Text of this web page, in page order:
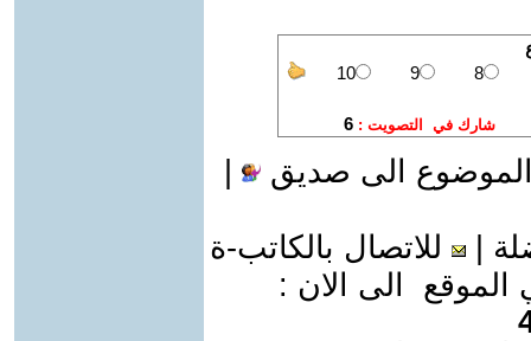
الى صديق
للاتصال بالكاتب-ة
الى الان :